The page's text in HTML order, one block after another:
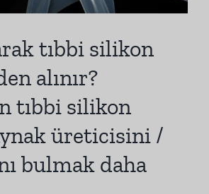
tıbbi silikon
alınır?
tıbbi silikon
üreticisini /
bulmak daha